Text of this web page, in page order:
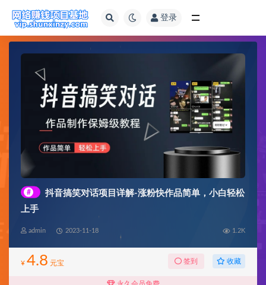
登录
#
抖音搞笑对话项目详解-涨粉快作品简单，小白轻松
上手
admin 2023-11-18 1.2K
¥ 4.8 元宝 签到 收藏